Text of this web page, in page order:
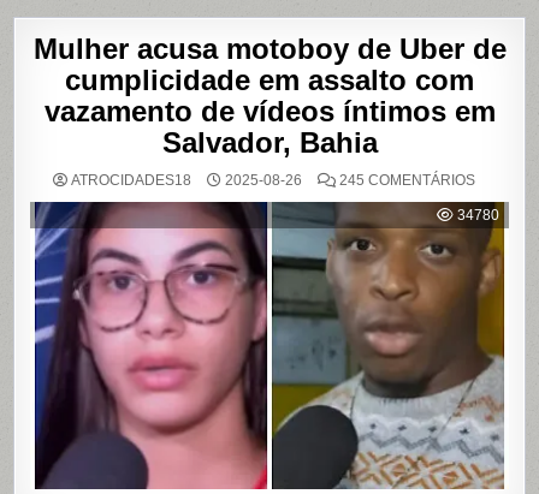
Mulher acusa motoboy de Uber de
cumplicidade em assalto com
vazamento de vídeos íntimos em
Salvador, Bahia
ATROCIDADES18 2025-08-26 245 COMENTÁRIOSEM
ACUSA
DE
UBER
DE
EM
DE
VÍDEOS
ÍNTIMOS
EM
BAHIA
34780